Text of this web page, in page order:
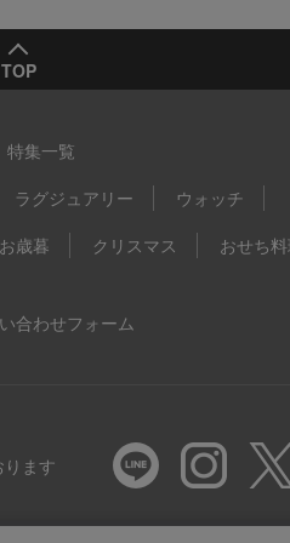
TOP
特集一覧
ラグジュアリー ウォッチ
お歳暮 クリスマス
おせち
合わせフォーム
ます